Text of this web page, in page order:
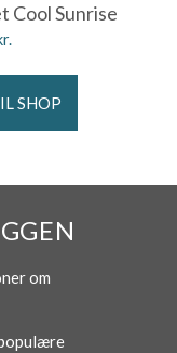
Cool Sunrise
SHOP
om